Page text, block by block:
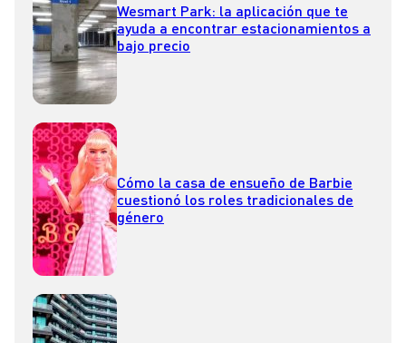
Wesmart Park: la aplicación que te
ayuda a encontrar estacionamientos a
bajo precio
Cómo la casa de ensueño de Barbie
cuestionó los roles tradicionales de
género